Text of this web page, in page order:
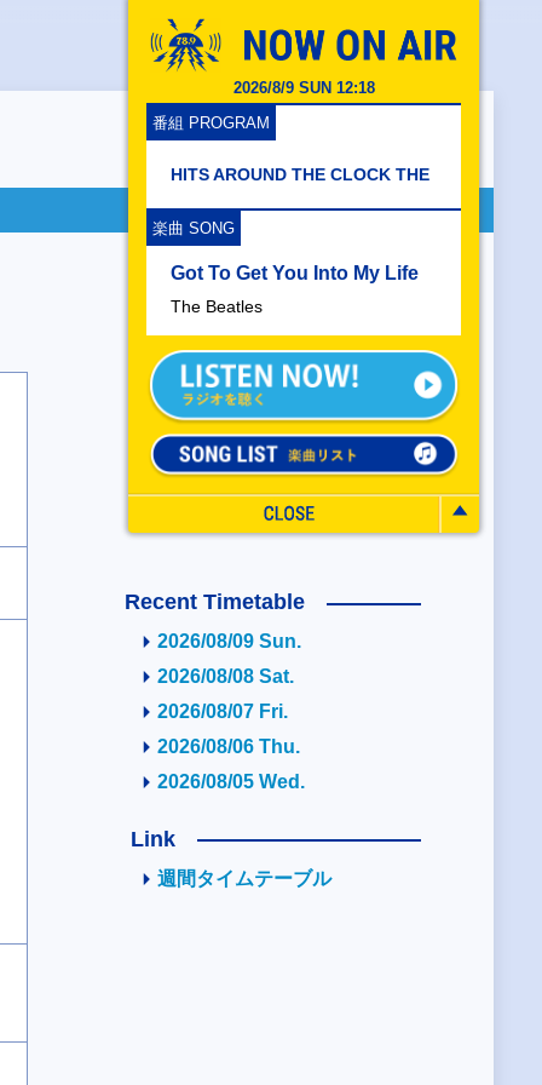
2026/8/9 SUN 12:18
番組 PROGRAM
HITS AROUND THE CLOCK THE
楽曲 SONG
Got To Get You Into My Life
The Beatles
Recent Timetable
2026/08/09 Sun.
2026/08/08 Sat.
2026/08/07 Fri.
2026/08/06 Thu.
2026/08/05 Wed.
Link
週間タイムテーブル